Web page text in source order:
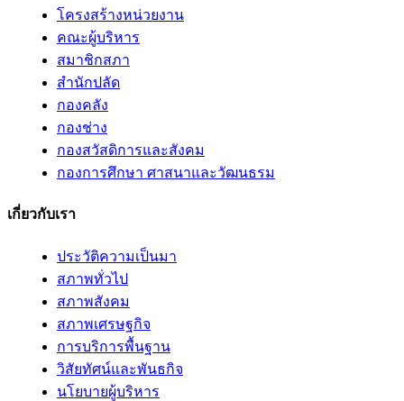
โครงสร้างหน่วยงาน
คณะผู้บริหาร
สมาชิกสภา
สำนักปลัด
กองคลัง
กองช่าง
กองสวัสดิการและสังคม
กองการศึกษา ศาสนาและวัฒนธรม
เกี่ยวกับเรา
ประวัติความเป็นมา
สภาพทั่วไป
สภาพสังคม
สภาพเศรษฐกิจ
การบริการพื้นฐาน
วิสัยทัศน์และพันธกิจ
นโยบายผู้บริหาร